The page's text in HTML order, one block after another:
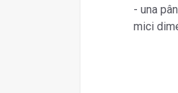
- una
mici